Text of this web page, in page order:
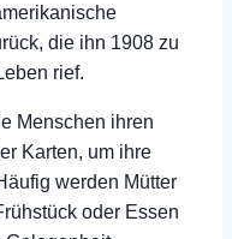
die ihn 1908 zu
rief.
Menschen ihren
Karten, um ihre
werden Mütter
oder Essen